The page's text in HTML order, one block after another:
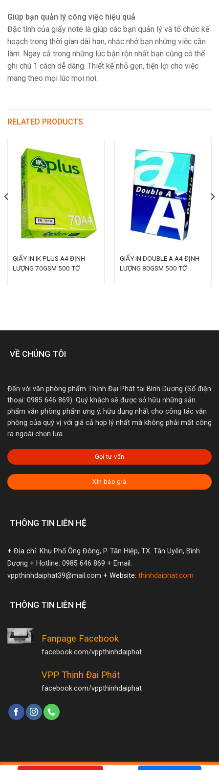
Giúp bạn quản lý công việc hiệu quả
Đặc tính của giấy note là giúp các bạn quản lý và tổ chức kế
hoạch trong thời gian dài hạn, nhắc nhở bạn những việc cần
làm. Ngay cả trong những lúc bận rộn nhất bạn cũng có thể
ghi chú 1 cách dễ dàng. Thiết kế nhỏ gọn, tiện lợi cho việc
mang theo mọi lúc mọi nơi.
RELATED PRODUCTS
GIẤY IN IK PLUS A4 ĐỊNH
LƯỢNG 70GSM 500 TỜ
GIẤY IN DOUBLE A A4 ĐỊNH
LƯỢNG 80GSM 500 TỜ
VỀ CHÚNG TÔI
Đến với văn phòng phẩm Thịnh Đại Phát tại Bình Dương (Số điện
thoại: 0985 646 869). Quý khách sẽ được sở hữu những sản
phẩm văn phòng phẩm ưng ý, hữu dụng nhất cho công tác văn
phòng của quý vị với giá cả hợp lý nhất mà không phải mất công
ra ngoài chọn lựa.
Gọi tư vấn
Xin báo giá
THÔNG TIN LIÊN HỆ
+ Địa chỉ: Khu Phố Ông Đông, P. Tân Hiệp, TX. Tân Uyên, Bình
Dương + Hotline: 0985 646 869 + Email:
vppthinhdaiphat39@mail.com + Website: thinhdaiphat.com
THÔNG TIN LIÊN HỆ
Fanpage Facebook
facebook.com/vppthinhdaiphat
VPP Thịnh Đại Phát
facebook.com/vppthinhdaiphat